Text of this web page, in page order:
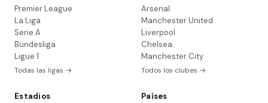
Premier League
La Liga
Serie A
Bundesliga
Ligue 1
Todas las ligas →
Arsenal
Manchester United
Liverpool
Chelsea
Manchester City
Todos los clubes →
Estadios
Países